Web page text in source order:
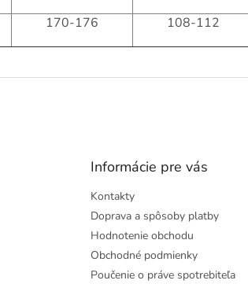
170-176 108-112
Informácie pre vás
Kontakty
Doprava a spôsoby platby
Hodnotenie obchodu
Obchodné podmienky
Poučenie o práve spotrebiteľa